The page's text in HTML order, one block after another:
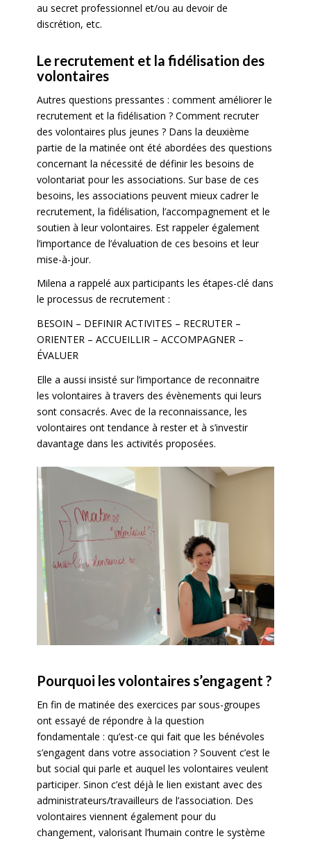
au secret professionnel et/ou au devoir de
discrétion, etc.
Le recrutement et la fidélisation des
volontaires
Autres questions pressantes : comment améliorer le
recrutement et la fidélisation ? Comment recruter
des volontaires plus jeunes ? Dans la deuxième
partie de la matinée ont été abordées des questions
concernant la nécessité de définir les besoins de
volontariat pour les associations. Sur base de ces
besoins, les associations peuvent mieux cadrer le
recrutement, la fidélisation, l’accompagnement et le
soutien à leur volontaires. Est rappeler également
l’importance de l’évaluation de ces besoins et leur
mise-à-jour.
Milena a rappelé aux participants les étapes-clé dans
le processus de recrutement :
BESOIN – DEFINIR ACTIVITES – RECRUTER –
ORIENTER – ACCUEILLIR – ACCOMPAGNER –
ÉVALUER
Elle a aussi insisté sur l’importance de reconnaitre
les volontaires à travers des évènements qui leurs
sont consacrés. Avec de la reconnaissance, les
volontaires ont tendance à rester et à s’investir
davantage dans les activités proposées.
Pourquoi les volontaires s’engagent ?
En fin de matinée des exercices par sous-groupes
ont essayé de répondre à la question
fondamentale : qu’est-ce qui fait que les bénévoles
s’engagent dans votre association ? Souvent c’est le
but social qui parle et auquel les volontaires veulent
participer. Sinon c’est déjà le lien existant avec des
administrateurs/travailleurs de l’association. Des
volontaires viennent également pour du
changement, valorisant l’humain contre le système